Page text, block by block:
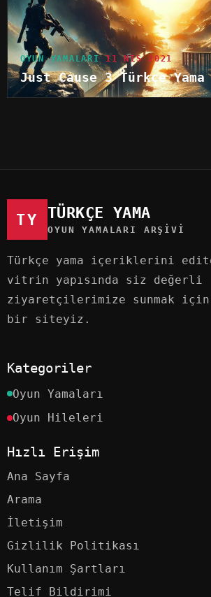
OYUN YAMALARI 11 NIS 2021
Just Cause 3 Türkçe Yama
TY TÜRKÇE YAMA
OYUN YAMALARI ARŞIVI
Türkçe yama içeriklerini
vitrin yapısında siz değerli
ziyaretçilerimize sunmak için
bir siteyiz.
Kategoriler
Oyun Yamaları
Oyun Hileleri
Hızlı Erişim
Ana Sayfa
Arama
İletişim
Gizlilik Politikası
Kullanım Şartları
Telif Bildirimi